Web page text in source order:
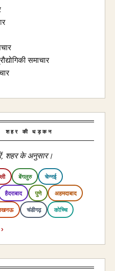
समाचार
शहर की धड़कन
शहर के अनुसार।
बेंगलुरु चेन्नई
हैदराबाद पुणे अहमदाबाद
चंडीगढ़ कोच्चि